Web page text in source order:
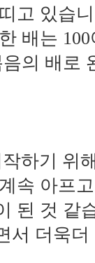
고 있습
배는
의 배로
하기 위
속 아프
된 것 같
서 더욱